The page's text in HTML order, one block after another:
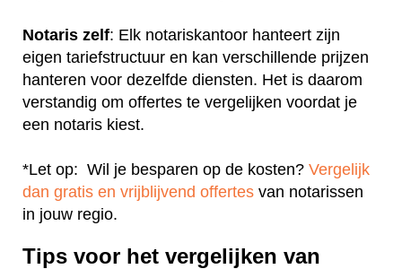
Notaris zelf: Elk notariskantoor hanteert zijn
eigen tariefstructuur en kan verschillende prijzen
hanteren voor dezelfde diensten. Het is daarom
verstandig om offertes te vergelijken voordat je
een notaris kiest.
*Let op: Wil je besparen op de kosten? Vergelijk
dan gratis en vrijblijvend offertes van notarissen
in jouw regio.
Tips voor het vergelijken van